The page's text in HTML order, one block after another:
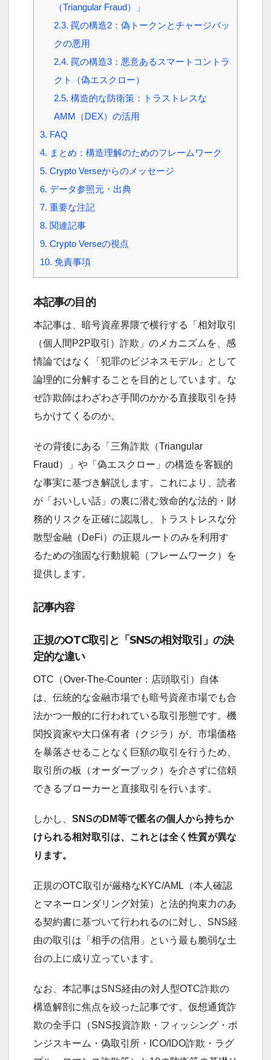
（Triangular Fraud）」
2.3. 罠の構造2：偽トークンとチャージバッ
クの悪用
2.4. 罠の構造3：悪意あるスマートコントラ
クト（偽エスクロー）
2.5. 構造的な防衛策：トラストレスな
AMM（DEX）の活用
3. FAQ
4. まとめ：構造理解のためのフレームワーク
5. Crypto Verseからのメッセージ
6. データ参照元・出典
7. 重要な注記
8. 関連記事
9. Crypto Verseの視点
10. 免責事項
本記事の目的
本記事は、暗号資産界隈で横行する「相対取引
（個人間P2P取引）詐欺」のメカニズムを、感
情論ではなく「犯罪のビジネスモデル」として
論理的に分解することを目的としています。な
ぜ詐欺師はわざわざ手間のかかる直接取引を持
ちかけてくるのか。
その背後にある「三角詐欺（Triangular
Fraud）」や「偽エスクロー」の構造を客観的
な事実に基づき解説します。これにより、読者
が「おいしい話」の裏に潜む致命的な法的・財
務的リスクを正確に認識し、トラストレスな分
散型金融（DeFi）の正規ルートのみを利用す
るための強固な行動規範（フレームワーク）を
提供します。
記事内容
正規のOTC取引と「SNSの相対取引」の決
定的な違い
OTC（Over-The-Counter：店頭取引）自体
は、伝統的な金融市場でも暗号資産市場でも合
法かつ一般的に行われている取引形態です。機
関投資家や大口保有者（クジラ）が、市場価格
を暴落させることなく巨額の取引を行うため、
取引所の板（オーダーブック）を介さずに信頼
できるブローカーと直接取引を行います。
しかし、 SNSのDM等で匿名の個人から持ちか
けられる相対取引は、これとは全く性質が異な
ります。
正規のOTC取引が厳格なKYC/AML（本人確認
とマネーロンダリング対策）と法的拘束力のあ
る契約書に基づいて行われるのに対し、SNS経
由の取引は「相手の信用」という最も脆弱な土
台の上に成り立っています。
なお、本記事はSNS経由の対人型OTC詐欺の
構造解剖に焦点を絞った記事です。仮想通貨詐
欺の全手口（SNS投資詐欺・フィッシング・ポ
ンジスキーム・偽取引所・ICO/IDO詐欺・ラグ